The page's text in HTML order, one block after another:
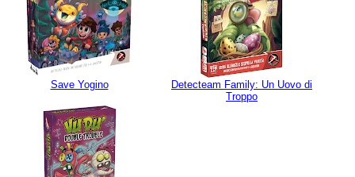
Save Yogino
Detecteam Family: Un Uovo di
Troppo